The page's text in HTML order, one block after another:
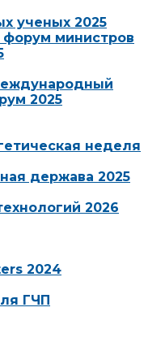
ученых 2025
министров
2025
неделя
держава 2025
2026
2024
ГЧП